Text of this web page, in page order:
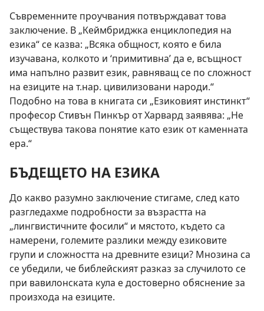
Съвременните проучвания потвърждават това
заключение. В „Кеймбриджка енциклопедия на
езика“ се казва: „Всяка общност, която е била
изучавана, колкото и ‘примитивна’ да е, всъщност
има напълно развит език, равняващ се по сложност
на езиците на т.нар. цивилизовани народи.“
Подобно на това в книгата си „Езиковият инстинкт“
професор Стивън Пинкър от Харвард заявява: „Не
съществува такова понятие като език от каменната
ера.“
БЪДЕЩЕТО НА ЕЗИКА
До какво разумно заключение стигаме, след като
разгледахме подробности за възрастта на
„лингвистичните фосили“ и мястото, където са
намерени, големите разлики между езиковите
групи и сложността на древните езици? Мнозина са
се убедили, че библейският разказ за случилото се
при вавилонската кула е достоверно обяснение за
произхода на езиците.